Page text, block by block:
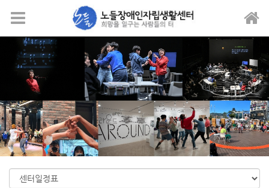
메뉴 건너뛰기